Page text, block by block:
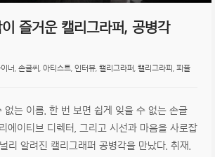
즐거운 캘리그라퍼, 공병각
너 손글씨 아티스트 인터뷰 캘리그라퍼 캘리그라피 피플
없는 이름. 한 번 보면 쉽게 잊을 수 없는 손글
에이티브 디렉터, 그리고 시선과 마음을 사로잡
리 알려진 캘리그래퍼 공병각을 만났다. 취재.